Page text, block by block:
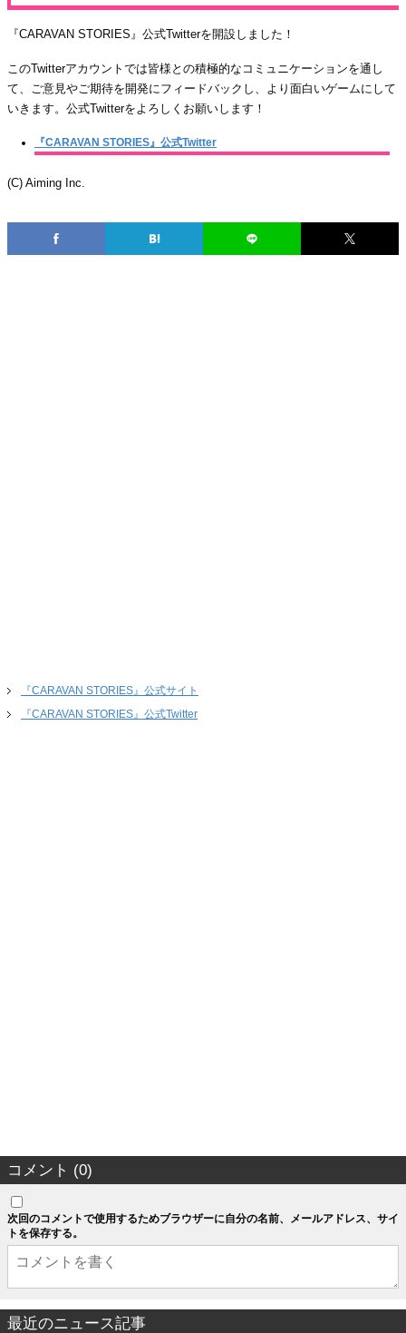
『CARAVAN STORIES』公式Twitterを開設しました！
このTwitterアカウントでは皆様との積極的なコミュニケーションを通し
て、ご意見やご期待を開発にフィードバックし、より面白いゲームにして
いきます。公式Twitterをよろしくお願いします！
『CARAVAN STORIES』公式Twitter
(C) Aiming Inc.
『CARAVAN STORIES』公式サイト
『CARAVAN STORIES』公式Twitter
コメント (0)
次回のコメントで使用するためブラウザーに自分の名前、メールアドレス、サイ
トを保存する。
最近のニュース記事